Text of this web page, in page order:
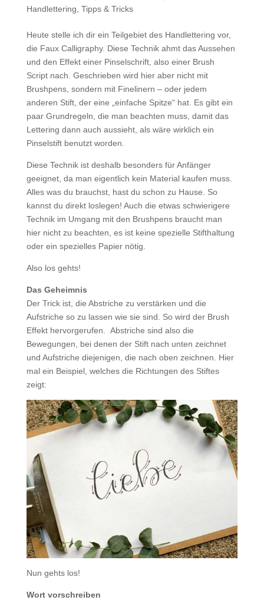
Handlettering Tipps & Tricks
Heute stelle ich dir ein Teilgebiet des Handlettering vor,
die Faux Calligraphy. Diese Technik ahmt das Aussehen
und den Effekt einer Pinselschrift, also einer Brush
Script nach. Geschrieben wird hier aber nicht mit
Brushpens, sondern mit Finelinern – oder jedem
anderen Stift, der eine „einfache Spitze“ hat. Es gibt ein
paar Grundregeln, die man beachten muss, damit das
Lettering dann auch aussieht, als wäre wirklich ein
Pinselstift benutzt worden.
Diese Technik ist deshalb besonders für Anfänger
geeignet, da man eigentlich kein Material kaufen muss.
Alles was du brauchst, hast du schon zu Hause. So
kannst du direkt loslegen! Auch die etwas schwierigere
Technik im Umgang mit den Brushpens braucht man
hier nicht zu beachten, es ist keine spezielle Stifthaltung
oder ein spezielles Papier nötig.
Also los gehts!
Das Geheimnis
Der Trick ist, die Abstriche zu verstärken und die
Aufstriche so zu lassen wie sie sind. So wird der Brush
Effekt hervorgerufen. Abstriche sind also die
Bewegungen, bei denen der Stift nach unten zeichnet
und Aufstriche diejenigen, die nach oben zeichnen. Hier
mal ein Beispiel, welches die Richtungen des Stiftes
zeigt:
Nun gehts los!
Wort vorschreiben